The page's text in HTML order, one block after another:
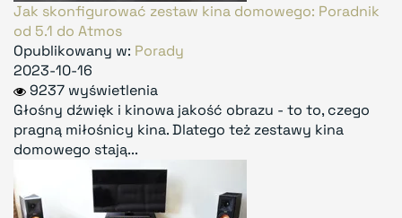
Jak skonfigurować zestaw kina domowego: Poradnik
od 5.1 do Atmos
Opublikowany w: Porady
2023-10-16
9237 wyświetlenia
Głośny dźwięk i kinowa jakość obrazu - to to, czego
pragną miłośnicy kina. Dlatego też zestawy kina
domowego stają...